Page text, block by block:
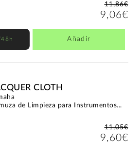
11,86€
9,06€
Añadir
CLOTH
de Limpieza para Instrumentos...
11,05€
9,60€